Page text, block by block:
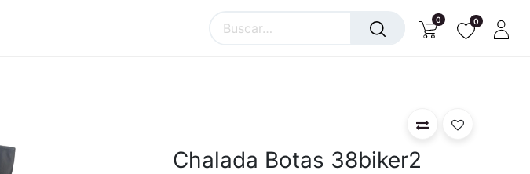
0 0
Chalada Botas 38biker2